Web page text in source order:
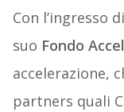
Con l’ingresso di
suo Fondo
accelerazione,
partners quali